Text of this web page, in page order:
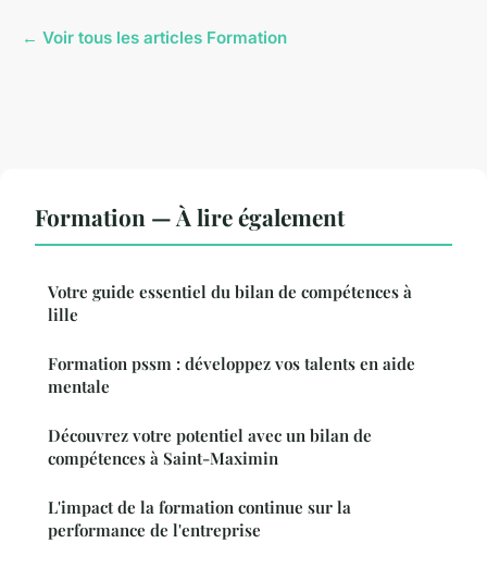
← Voir tous les articles Formation
Formation — À lire également
Votre guide essentiel du bilan de compétences à
lille
Formation pssm : développez vos talents en aide
mentale
Découvrez votre potentiel avec un bilan de
compétences à Saint-Maximin
L'impact de la formation continue sur la
performance de l'entreprise